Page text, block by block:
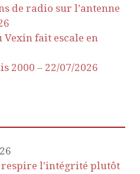
de radio sur l’antenne
fait escale en
2000 – 22/07/2026
l'intégrité plutôt